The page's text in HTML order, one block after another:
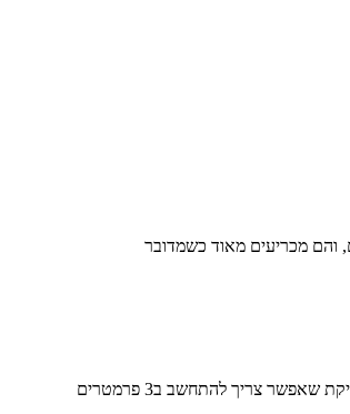
והם מכריעים מאוד כשמדובר
צריך להתחשב ב3 פרמטרים